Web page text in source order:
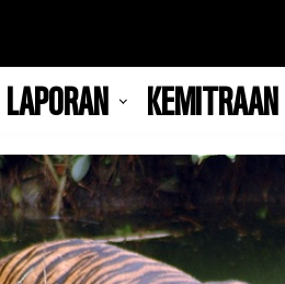
LAPORAN KEMITRAAN